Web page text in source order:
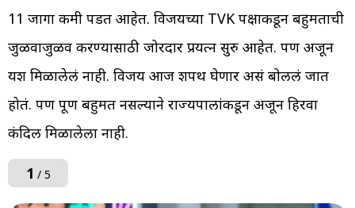
11 जागा कमी पडत आहेत. विजयच्या TVK पक्षाकडून बहुमताची
जुळवाजुळव करण्यासाठी जोरदार प्रयत्न सुरु आहेत. पण अजून
यश मिळालेलं नाही. विजय आज शपथ घेणार असं बोललं जात
होतं. पण पूर्ण बहुमत नसल्याने राज्यपालांकडून अजून हिरवा
कंदिल मिळालेला नाही.
1 / 5